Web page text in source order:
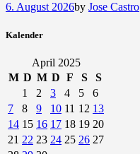
6. August 2026by Jose Castro
Kalender
April 2025
M D M D F S
S
1
2 3 4 5
6
7
8 9 10 11 12 13
14 15 16 17 18 19 20
21 22 23 24 25 26 27